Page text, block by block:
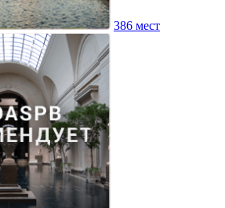
386 мест